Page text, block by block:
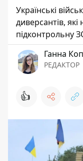
Українські
диверсантів,
підконтрольну
Ганна
РЕДАКТОР
👍